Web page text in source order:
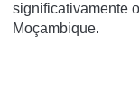
significativamente
Moçambique.